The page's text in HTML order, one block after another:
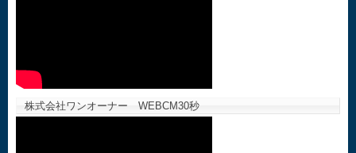
株式会社ワンオーナー WEBCM30秒